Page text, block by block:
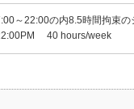
～22:00の内8.5時間拘束
40 hours/week